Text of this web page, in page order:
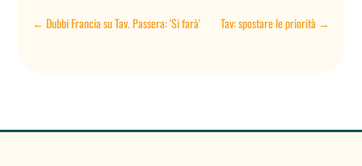
←Dubbi Francia su Tav. Passera: 'Si farà' Tav: spostare le priorità →